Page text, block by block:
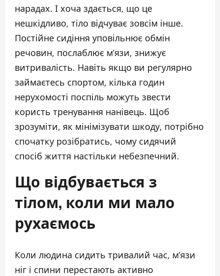
нарадах. І хоча здається, що це
нешкідливо, тіло відчуває зовсім інше.
Постійне сидіння уповільнює обмін
речовин, послаблює м’язи, знижує
витривалість. Навіть якщо ви регулярно
займаєтесь спортом, кілька годин
нерухомості поспіль можуть звести
користь тренування нанівець. Щоб
зрозуміти, як мінімізувати шкоду, потрібно
спочатку розібратись, чому сидячий
спосіб життя настільки небезпечний.
Що відбувається з
тілом, коли ми мало
рухаємось
Коли людина сидить тривалий час, м’язи
ніг і спини перестають активно